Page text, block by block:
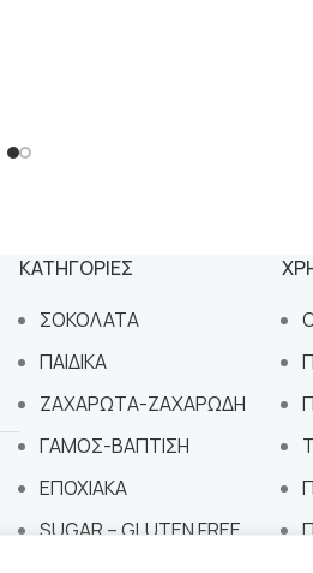
ΚΑΤΗΓΟΡΙΕΣ
ΣΟΚΟΛΑΤΑ
ΠΑΙΔΙΚΑ
ΖΑΧΑΡΩΤΑ-ΖΑΧΑΡΩΔΗ
ΓΑΜΟΣ-ΒΑΠΤΙΣΗ
ΕΠΟΧΙΑΚΑ
SUGAR – GLUTEN FREE